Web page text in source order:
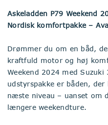
Askeladden P79 Weekend
Nordisk komfortpakke –
Drømmer du om en båd,
kraftfuld motor og høj
Weekend 2024 med
udstyrspakke er båden,
næste niveau – uanset om
længere weekendture.